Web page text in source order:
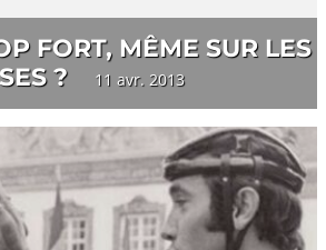
FORT, MÊME SUR LES
?
11 avr. 2013